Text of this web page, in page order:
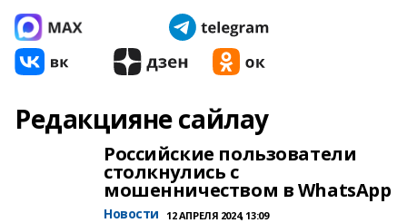
Редакцияне сайлау
Российские пользователи
столкнулись с
мошенничеством в WhatsApp
Новости 12 АПРЕЛЯ 2024, 13:09